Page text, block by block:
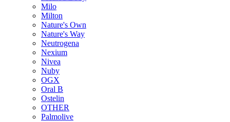
Milo
Milton
Nature's Own
Nature's Way
Neutrogena
Nexium
Nivea
Nuby
OGX
Oral B
Ostelin
OTHER
Palmolive